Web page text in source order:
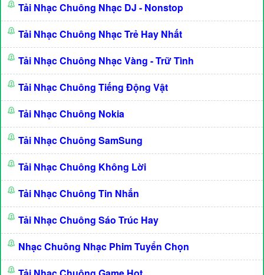
Tải Nhạc Chuông Nhạc DJ - Nonstop
Tải Nhạc Chuông Nhạc Trẻ Hay Nhất
Tải Nhạc Chuông Nhạc Vàng - Trữ Tình
Tải Nhạc Chuông Tiếng Động Vật
Tải Nhạc Chuông Nokia
Tải Nhạc Chuông SamSung
Tải Nhạc Chuông Không Lời
Tải Nhạc Chuông Tin Nhắn
Tải Nhạc Chuông Sáo Trúc Hay
Nhạc Chuông Nhạc Phim Tuyển Chọn